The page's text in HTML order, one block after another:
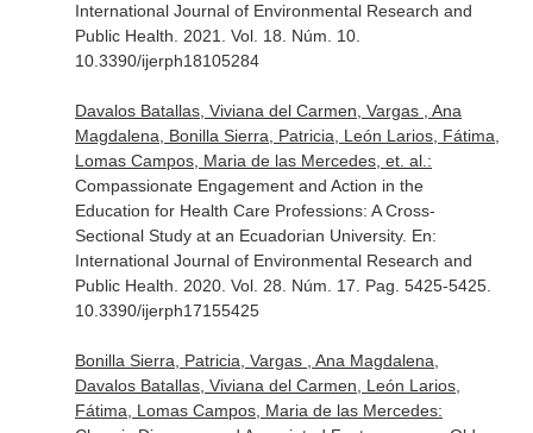
International Journal of Environmental Research and
Public Health . 2021. Vol. 18. Núm. 10.
10.3390/ijerph18105284
Davalos Batallas, Viviana del Carmen, Vargas , Ana
Magdalena, Bonilla Sierra, Patricia, León Larios, Fátima,
Lomas Campos, Maria de las Mercedes, et. al.:
Compassionate Engagement and Action in the
Education for Health Care Professions: A Cross-
Sectional Study at an Ecuadorian University. En:
International Journal of Environmental Research and
Public Health . 2020. Vol. 28. Núm. 17. Pag. 5425-5425.
10.3390/ijerph17155425
Bonilla Sierra, Patricia, Vargas , Ana Magdalena,
Davalos Batallas, Viviana del Carmen, León Larios,
Fátima, Lomas Campos, Maria de las Mercedes: